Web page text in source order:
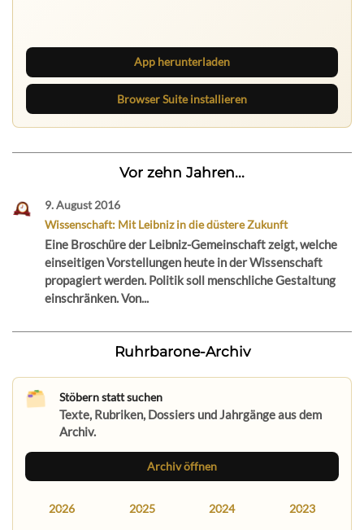
App herunterladen
Browser Suite installieren
Vor zehn Jahren...
9. August 2016
Wissenschaft: Mit Leibniz in die düstere Zukunft
Eine Broschüre der Leibniz-Gemeinschaft zeigt, welche
einseitigen Vorstellungen heute in der Wissenschaft
propagiert werden. Politik soll menschliche Gestaltung
einschränken. Von...
Ruhrbarone-Archiv
Stöbern statt suchen
Texte, Rubriken, Dossiers und Jahrgänge aus dem
Archiv.
Archiv öffnen
2026 2025 2024 2023